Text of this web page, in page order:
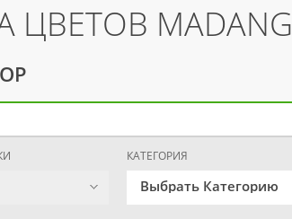
ЦВЕТОВ MADANG
КАТЕГОРИЯ
Выбрать Категорию